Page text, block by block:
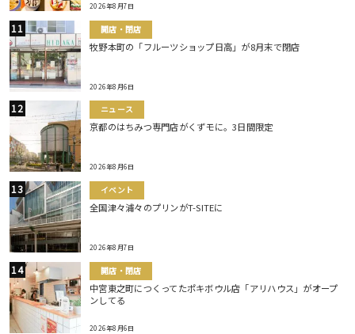
2026年8月7日
開店・閉店
牧野本町の「フルーツショップ日高」が8月末で閉店
2026年8月6日
ニュース
京都のはちみつ専門店がくずモに。3日間限定
2026年8月6日
イベント
全国津々浦々のプリンがT-SITEに
2026年8月7日
開店・閉店
中宮東之町につくってたポキボウル店「アリハウス」がオープ
ンしてる
2026年8月6日